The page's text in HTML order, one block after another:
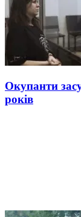
Окупанти
років